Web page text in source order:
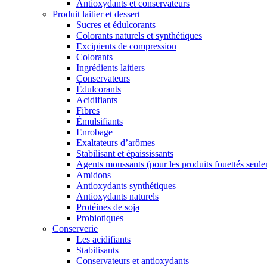
Antioxydants et conservateurs
Produit laitier et dessert
Sucres et édulcorants
Colorants naturels et synthétiques
Excipients de compression
Colorants
Ingrédients laitiers
Conservateurs
Édulcorants
Acidifiants
Fibres
Émulsifiants
Enrobage
Exaltateurs d’arômes
Stabilisant et épaississants
Agents moussants (pour les produits fouettés
Amidons
Antioxydants synthétiques
Antioxydants naturels
Protéines de soja
Probiotiques
Conserverie
Les acidifiants
Stabilisants
Conservateurs et antioxydants